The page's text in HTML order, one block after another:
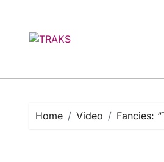
content
Home Video Fancies: